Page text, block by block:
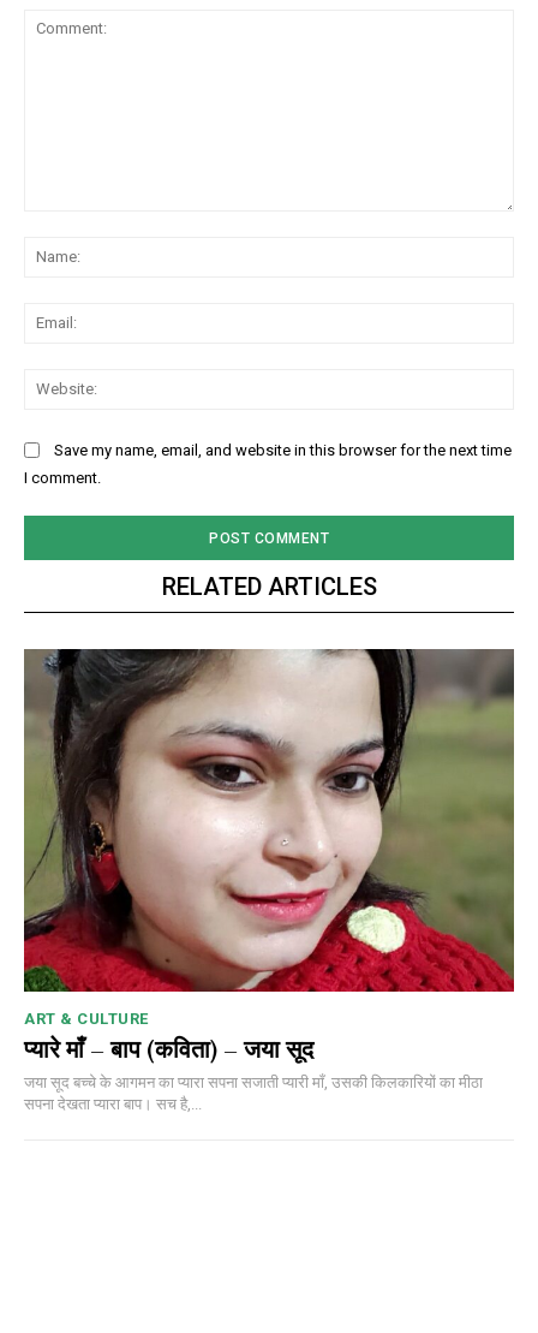
Save my name, email, and website in this browser for the next time
I comment.
RELATED ARTICLES
ART & CULTURE
प्यारे माँ – बाप (कविता) – जया सूद
जया सूद बच्चे के आगमन का प्यारा सपना सजाती प्यारी माँ, उसकी किलकारियों का मीठा
सपना देखता प्यारा बाप। सच है,...